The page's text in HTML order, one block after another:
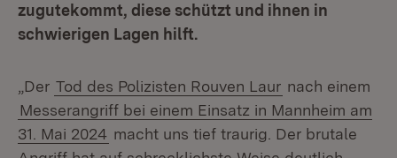
zugutekommt, diese schützt und ihnen in
schwierigen Lagen hilft.
„Der Tod des Polizisten Rouven Laur nach einem
Messerangriff bei einem Einsatz in Mannheim am
31. Mai 2024 macht uns tief traurig. Der brutale